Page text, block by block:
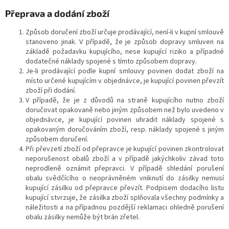
Přeprava a dodání zboží
Způsob doručení zboží určuje prodávající, není-li v kupní smlouvě
stanoveno jinak. V případě, že je způsob dopravy smluven na
základě požadavku kupujícího, nese kupující riziko a případné
dodatečné náklady spojené s tímto způsobem dopravy.
Je-li prodávající podle kupní smlouvy povinen dodat zboží na
místo určené kupujícím v objednávce, je kupující povinen převzít
zboží při dodání.
V případě, že je z důvodů na straně kupujícího nutno zboží
doručovat opakovaně nebo jiným způsobem než bylo uvedeno v
objednávce, je kupující povinen uhradit náklady spojené s
opakovaným doručováním zboží, resp. náklady spojené s jiným
způsobem doručení.
Při převzetí zboží od přepravce je kupující povinen zkontrolovat
neporušenost obalů zboží a v případě jakýchkoliv závad toto
neprodleně oznámit přepravci. V případě shledání porušení
obalu svědčícího o neoprávněném vniknutí do zásilky nemusí
kupující zásilku od přepravce převzít. Podpisem dodacího listu
kupující stvrzuje, že zásilka zboží splňovala všechny podmínky a
náležitosti a na případnou pozdější reklamaci ohledně porušení
obalu zásilky nemůže být brán zřetel.